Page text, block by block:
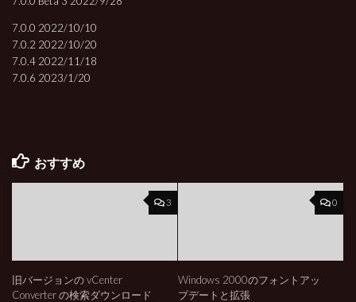
7.0.0 2022/10/10
7.0.2 2022/10/20
7.0.4 2022/11/18
7.0.6 2023/1/20
おすすめ
3
旧バージョンの vCenter
Converter の検索ダウンロード
0
Windows 2000のフォントアッ
プデートと拡張